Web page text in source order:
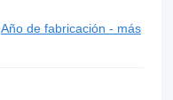
Año de fabricación - más